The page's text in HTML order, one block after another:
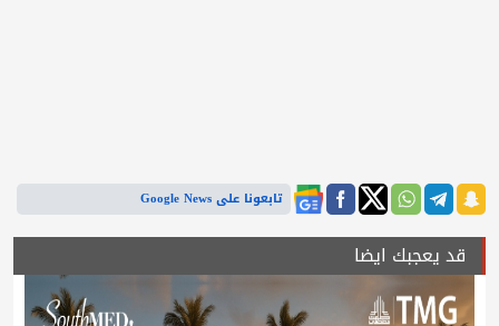
تابعونا على Google News
قد يعجبك ايضا